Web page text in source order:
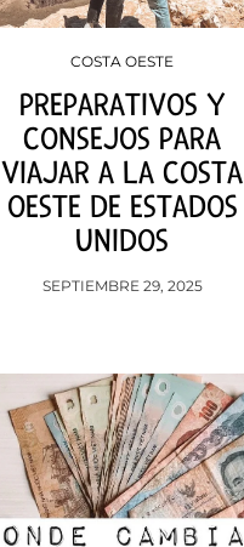
COSTA OESTE
PREPARATIVOS Y
CONSEJOS PARA
VIAJAR A LA COSTA
OESTE DE ESTADOS
UNIDOS
SEPTIEMBRE 29, 2025